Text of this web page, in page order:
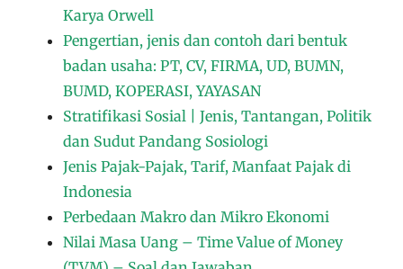
Karya Orwell
Pengertian, jenis dan contoh dari bentuk
badan usaha: PT, CV, FIRMA, UD, BUMN,
BUMD, KOPERASI, YAYASAN
Stratifikasi Sosial | Jenis, Tantangan, Politik
dan Sudut Pandang Sosiologi
Jenis Pajak-Pajak, Tarif, Manfaat Pajak di
Indonesia
Perbedaan Makro dan Mikro Ekonomi
Nilai Masa Uang – Time Value of Money